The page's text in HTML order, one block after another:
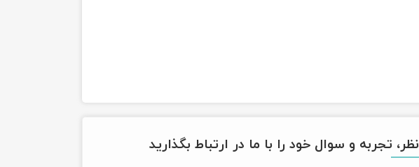
نظر، تجربه و سوال خود را با ما در ارتباط بگذارید